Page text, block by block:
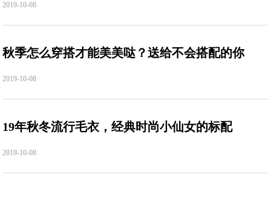
2019-10-08
秋季怎么穿搭才能美美哒？送给不会搭配的你
2019-10-08
19年秋冬流行毛衣，经典时尚小仙女的标配
2019-10-08